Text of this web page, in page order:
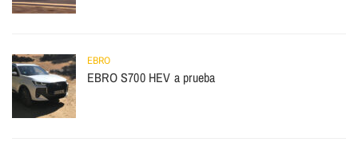
EBRO
EBRO S700 HEV a prueba